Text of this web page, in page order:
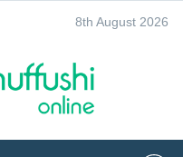
8th August 2026